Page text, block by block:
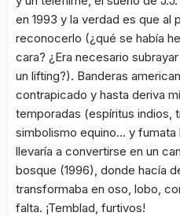
en 1993 y la verdad es que al
reconocerlo (¿qué se había
cara? ¿Era necesario
un lifting?). Banderas
contrapicado y hasta deriva
temporadas (espíritus indios,
simbolismo equino… y fumata
llevaría a convertirse en un
bosque (1996), donde hacía
transformaba en oso, lobo,
falta. ¡Temblad, furtivos!